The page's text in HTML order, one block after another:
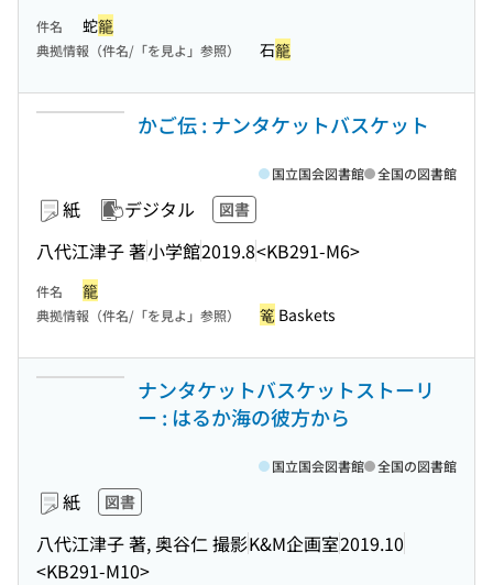
件名 蛇籠
典拠情報（件名/「を見よ」参照） 石籠
かご伝 : ナンタケットバスケット
紙 デジタル 図書
八代江津子 著小学館2019.8<KB291-M6>
国立国会図書館 全国の図書館
件名 籠
典拠情報（件名/「を見よ」参照） 篭 Baskets
ナンタケットバスケットストーリ
ー : はるか海の彼方から
紙 図書
八代江津子 著, 奥谷仁 撮影K&M企画室2019.10
<KB291-M10>
国立国会図書館 全国の図書館